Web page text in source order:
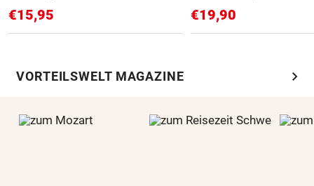
€15,95 €19,90
VORTEILSWELT MAGAZINE chevron_right